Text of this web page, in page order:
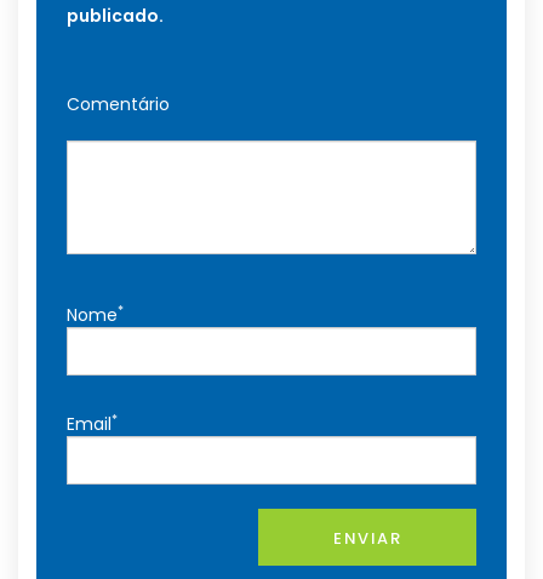
publicado.
Comentário
Nome*
Email*
ENVIAR